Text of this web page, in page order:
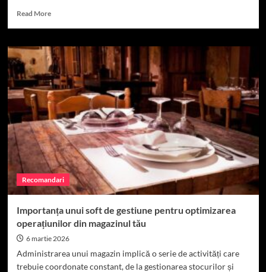
Read MoreRead
Idei
creative
pentru
casă
din
cărți
Recomandari
Importanța unui soft de gestiune pentru optimizarea
operațiunilor din magazinul tău
6 martie 2026
Administrarea unui magazin implică o serie de activități care
trebuie coordonate constant, de la gestionarea stocurilor și